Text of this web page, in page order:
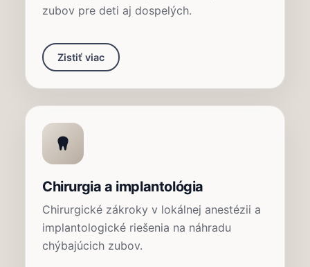
zubov pre deti aj dospelých.
Zistiť viac
Chirurgia a implantológia
Chirurgické zákroky v lokálnej anestézii a
implantologické riešenia na náhradu
chýbajúcich zubov.